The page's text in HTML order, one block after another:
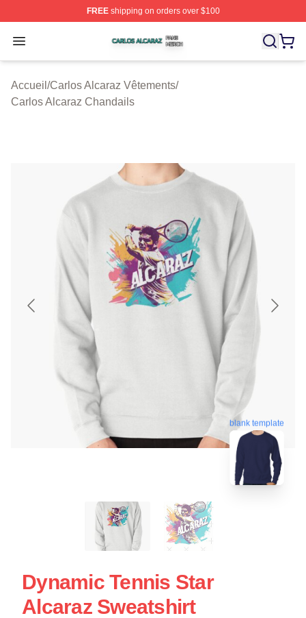
FREEshipping on orders over $100
Open menu
Carlos Alcaraz Shop ⚡️ Officially Licensed Carlos
Accueil /Carlos Alcaraz Vêtements/
Carlos Alcaraz Chandails
blank template
Dynamic Tennis Star
Alcaraz Sweatshirt